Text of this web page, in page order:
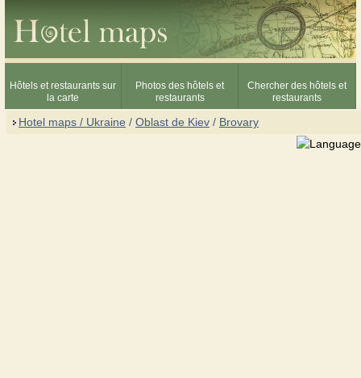
Hôtels et restaurants sur
la carte
Photos des hôtels et
restaurants
Chercher des hôtels et
restaurants
Hotel maps / Ukraine / Oblast de Kiev / Brovary